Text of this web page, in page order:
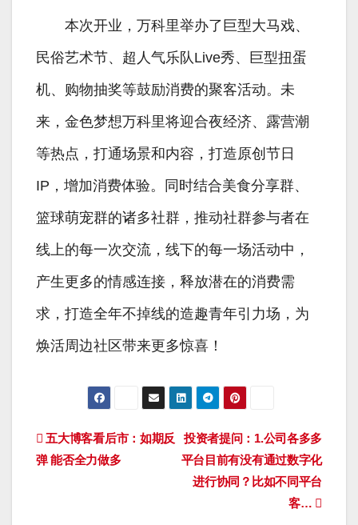
本次开业，万科里举办了巨型大马戏、
民俗艺术节、超人气乐队Live秀、巨型扭蛋
机、购物抽奖等鼓励消费的聚客活动。未
来，金色梦想万科里将迎合夜经济、露营潮
等热点，打通场景和内容，打造原创节日
IP，增加消费体验。同时结合美食分享群、
篮球萌宠群的诸多社群，推动社群参与者在
线上的每一次交流，线下的每一场活动中，
产生更多的情感连接，释放潜在的消费需
求，打造全年不掉线的造趣青年引力场，为
焕活周边社区带来更多惊喜！
文
章
投资者提问：1.公司各多多
平台目前有没有通过数字化
进行协同？比如不同平台
客…
五大博客看后市：如期反
弹 能否全力做多